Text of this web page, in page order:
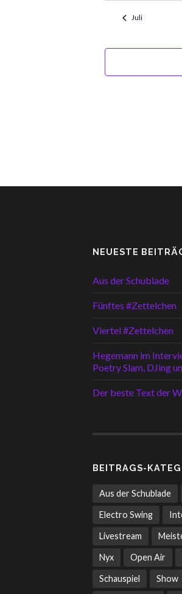
Juli
NEUESTE
Aus der Schublade
Fünftes #Zettelchen
Viertel #Zettelchen
Hegemann im
Poetry Slam, DJing
Der beste Text der
BEITRAGS-
Aus der Schublade
Electro Swing
Livestream
Nyx Open Air
Schauspiel Show